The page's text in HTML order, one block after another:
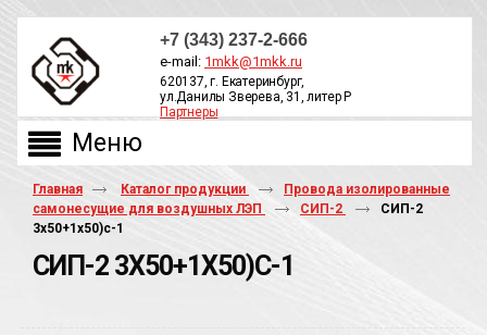
+7 (343) 237-2-666
e-mail: 1mkk@1mkk.ru
620137, г. Екатеринбург,
ул.Данилы Зверева, 31, литер Р
Партнеры
Главная Каталог продукции
Провода изолированные
самонесущие для воздушных ЛЭП
СИП-2
СИП-2
3х50+1х50)с-1
СИП-2 3Х50+1Х50)С-1